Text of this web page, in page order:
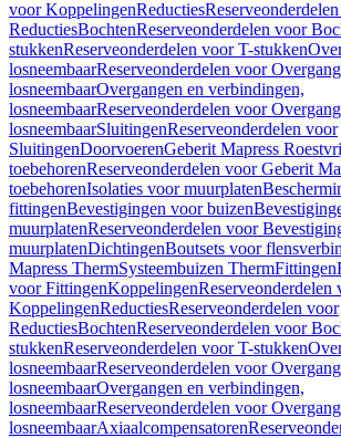
voor KoppelingenReducties
ReductiesBochtenReserveonderdelen voor
stukkenReserveonderdelen voor T-stukken
losneembaarReserveonderdelen voor
losneembaarOvergangen en verbindingen,
losneembaarReserveonderdelen voor
losneembaarSluitingenReserveonderdelen voor
SluitingenDoorvoerenGeberit Mapress
toebehorenReserveonderdelen voor Geberit
toebehorenIsolaties voor muurplaten
fittingenBevestigingen voor buizen
muurplatenReserveonderdelen voor
muurplatenDichtingenBoutsets voor
Mapress ThermSysteembuizen ThermFittingen
voor FittingenKoppelingenReserveonderdelen
KoppelingenReductiesReserveonderdelen voor
ReductiesBochtenReserveonderdelen voor
stukkenReserveonderdelen voor T-stukken
losneembaarReserveonderdelen voor
losneembaarOvergangen en verbindingen,
losneembaarReserveonderdelen voor
losneembaarAxiaalcompensatoren